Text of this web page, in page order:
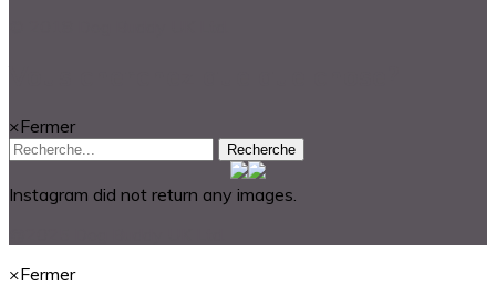
×Fermer
Recherche
Instagram did not return any images.
×Fermer